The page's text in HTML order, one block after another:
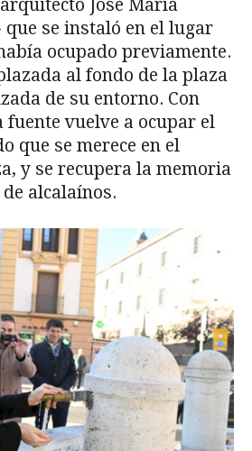
José María
que se instaló en el lugar
ocupado previamente.
al fondo de la plaza
de su entorno. Con
fuente vuelve a ocupar el
que se merece en el
y se recupera la memoria
alcalaínos.